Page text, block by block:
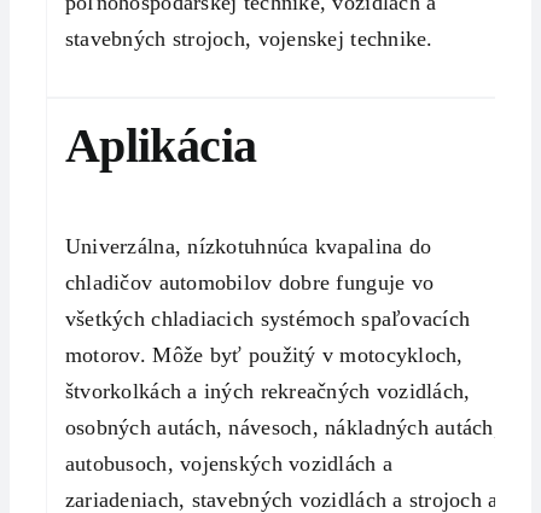
stavebných strojoch, vojenskej technike.
Aplikácia
Univerzálna, nízkotuhnúca kvapalina do
chladičov automobilov dobre funguje vo
všetkých chladiacich systémoch spaľovacích
motorov. Môže byť použitý v motocykloch,
štvorkolkách a iných rekreačných vozidlách,
osobných autách, návesoch, nákladných autách,
autobusoch, vojenských vozidlách a
zariadeniach, stavebných vozidlách a strojoch a